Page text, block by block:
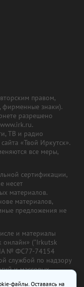
правом,
фирменные знаки).
разрешено
ТВ и радио
«Твой Иркутск».
все меры,
сертификации,
несет
материалов.
материалов,
предложения не
и материалы
онлайн» ("Irkutsk
№ ФС77-74154
службой по надзору
и массовых
файлы. Оставаясь на